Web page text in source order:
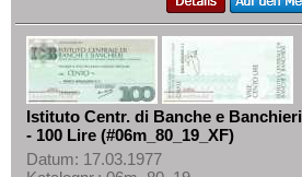
Istituto Centr. di Banche e Banchieri
- 100 Lire (#06m_80_19_XF)
Datum: 17.03.1977